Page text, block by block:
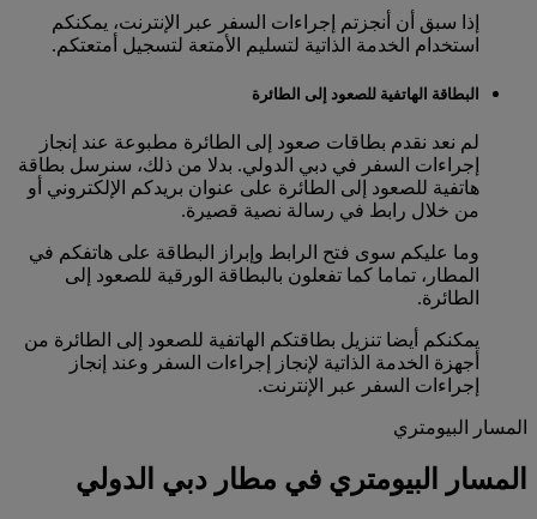
إذا سبق أن أنجزتم إجراءات السفر عبر الإنترنت، يمكنكم
استخدام الخدمة الذاتية لتسليم الأمتعة لتسجيل أمتعتكم.
البطاقة الهاتفية للصعود إلى الطائرة
لم نعد نقدم بطاقات صعود إلى الطائرة مطبوعة عند إنجاز
إجراءات السفر في دبي الدولي. بدلا من ذلك، سنرسل بطاقة
هاتفية للصعود إلى الطائرة على عنوان بريدكم الإلكتروني أو
من خلال رابط في رسالة نصية قصيرة.
وما عليكم سوى فتح الرابط وإبراز البطاقة على هاتفكم في
المطار، تماما كما تفعلون بالبطاقة الورقية للصعود إلى
الطائرة.
يمكنكم أيضا تنزيل بطاقتكم الهاتفية للصعود إلى الطائرة من
أجهزة الخدمة الذاتية لإنجاز إجراءات السفر وعند إنجاز
إجراءات السفر عبر الإنترنت.
المسار البيومتري
المسار البيومتري في مطار دبي الدولي